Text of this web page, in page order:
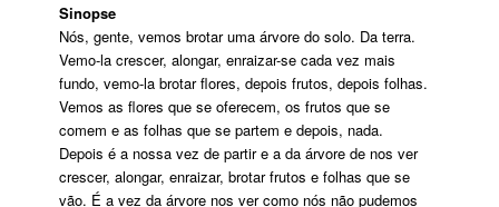
Sinopse
Nós, gente, vemos brotar uma árvore do solo. Da terra.
Vemo-la crescer, alongar, enraizar-se cada vez mais
fundo, vemo-la brotar flores, depois frutos, depois folhas.
Vemos as flores que se oferecem, os frutos que se
comem e as folhas que se partem e depois, nada.
Depois é a nossa vez de partir e a da árvore de nos ver
crescer, alongar, enraizar, brotar frutos e folhas que se
vão. É a vez da árvore nos ver como nós não pudemos